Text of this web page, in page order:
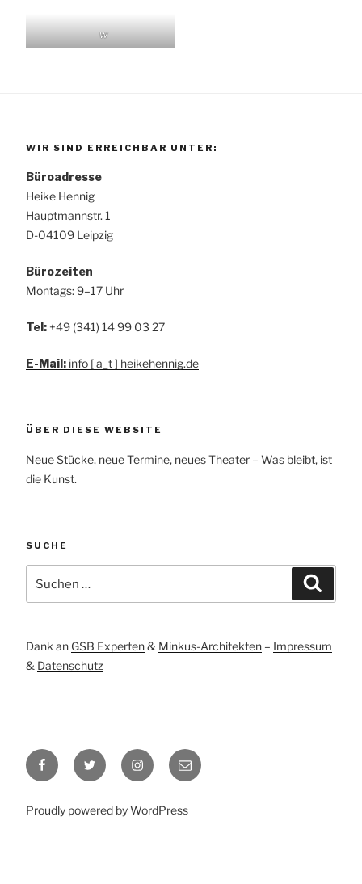
w
WIR SIND ERREICHBAR UNTER:
Büroadresse
Heike Hennig
Hauptmannstr. 1
D-04109 Leipzig
Bürozeiten
Montags: 9–17 Uhr
Tel: +49 (341) 14 99 03 27
E-Mail: info [ a_t ] heikehennig.de
ÜBER DIESE WEBSITE
Neue Stücke, neue Termine, neues Theater – Was bleibt, ist
die Kunst.
SUCHE
nach:
Dank an GSB Experten& Minkus-Architekten – Impressum
& Datenschutz
Facebook
–
Hennig
Twitter
–
Hennig
Instagram
E-
Mail
Büro
Proudly powered by WordPress